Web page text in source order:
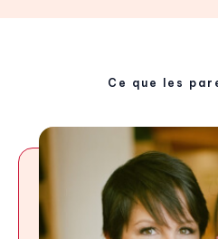
Ce que les